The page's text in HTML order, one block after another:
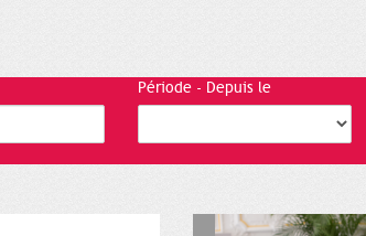
Période - Depuis le